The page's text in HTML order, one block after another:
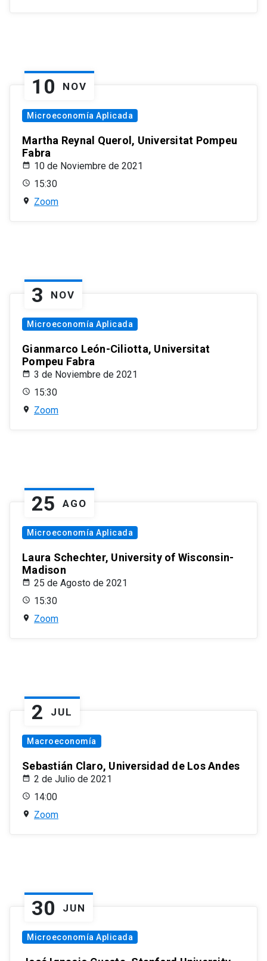
10 NOV
Microeconomía Aplicada
Martha Reynal Querol, Universitat Pompeu
Fabra
10 de Noviembre de 2021
15:30
Zoom
3 NOV
Microeconomía Aplicada
Gianmarco León-Ciliotta, Universitat
Pompeu Fabra
3 de Noviembre de 2021
15:30
Zoom
25 AGO
Microeconomía Aplicada
Laura Schechter, University of Wisconsin-
Madison
25 de Agosto de 2021
15:30
Zoom
2 JUL
Macroeconomía
Sebastián Claro, Universidad de Los Andes
2 de Julio de 2021
14:00
Zoom
30 JUN
Microeconomía Aplicada